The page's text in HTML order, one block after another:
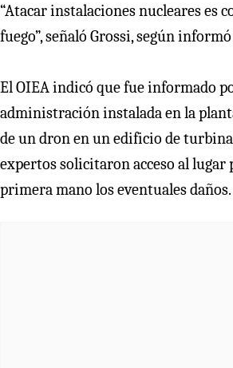
“Atacar instalaciones nucleares es
fuego”, señaló Grossi, según
El OIEA indicó que fue informado
administración instalada en la
de un dron en un edificio de
expertos solicitaron acceso al lugar
primera mano los eventuales daños.